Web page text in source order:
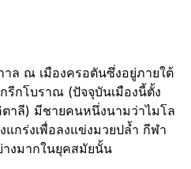
ล ณ เมืองครอตันซึ่งอยู่ภายใต้
รีกโบราณ (ปัจจุบันเมืองนี้ตั้ง
ตาลี) มีชายคนหนึ่งนามว่าไมโล
กร่งเพื่อลงแข่งมวยปล้ำ กีฬา
งมากในยุคสมัยนั้น